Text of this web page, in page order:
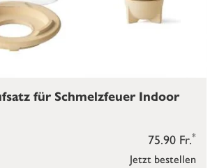
Jetzt bestellen
75.90 Fr.*
für Schmelzfeuer Indoor